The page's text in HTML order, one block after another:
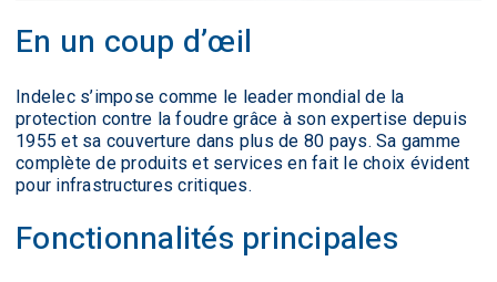
En un coup d’œil
Indelec s’impose comme le leader mondial de la
protection contre la foudre grâce à son expertise depuis
1955 et sa couverture dans plus de 80 pays. Sa gamme
complète de produits et services en fait le choix évident
pour infrastructures critiques.
Fonctionnalités principales